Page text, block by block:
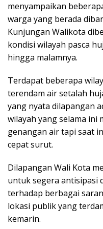
menyampaikan
warga yang berada
Kunjungan Walikota
kondisi wilayah pasca
hingga malamnya.
Terdapat beberapa
terendam air setalah
yang nyata dilapangan
wilayah yang selama ini
genangan air tapi saat
cepat surut.
Dilapangan Wali Kota
untuk segera antisipasi
terhadap berbagai
lokasi publik yang
kemarin.